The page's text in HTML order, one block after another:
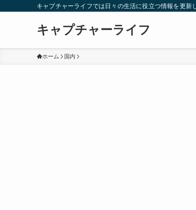
キャプチャーライフでは日々の生活に役立つ情報を更
キャプチャーライフ
ホーム 国内